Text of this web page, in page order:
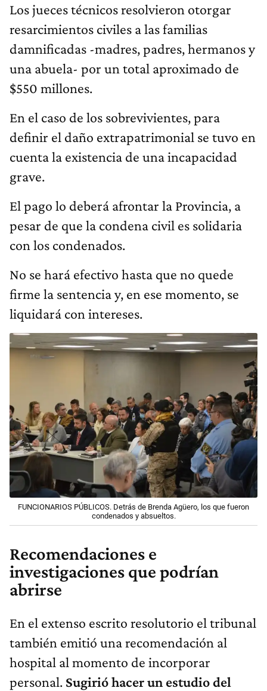
Los jueces técnicos resolvieron otorgar
resarcimientos civiles a las familias
damnificadas -madres, padres, hermanos y
una abuela- por un total aproximado de
$550 millones.
En el caso de los sobrevivientes, para
definir el daño extrapatrimonial se tuvo en
cuenta la existencia de una incapacidad
grave.
El pago lo deberá afrontar la Provincia, a
pesar de que la condena civil es solidaria
con los condenados.
No se hará efectivo hasta que no quede
firme la sentencia y, en ese momento, se
liquidará con intereses.
FUNCIONARIOS PÚBLICOS. Detrás de Brenda Agüero, los que fueron
condenados y absueltos.
Recomendaciones e
investigaciones que podrían
abrirse
En el extenso escrito resolutorio el tribunal
también emitió una recomendación al
hospital al momento de incorporar
personal. Sugirió hacer un estudio del